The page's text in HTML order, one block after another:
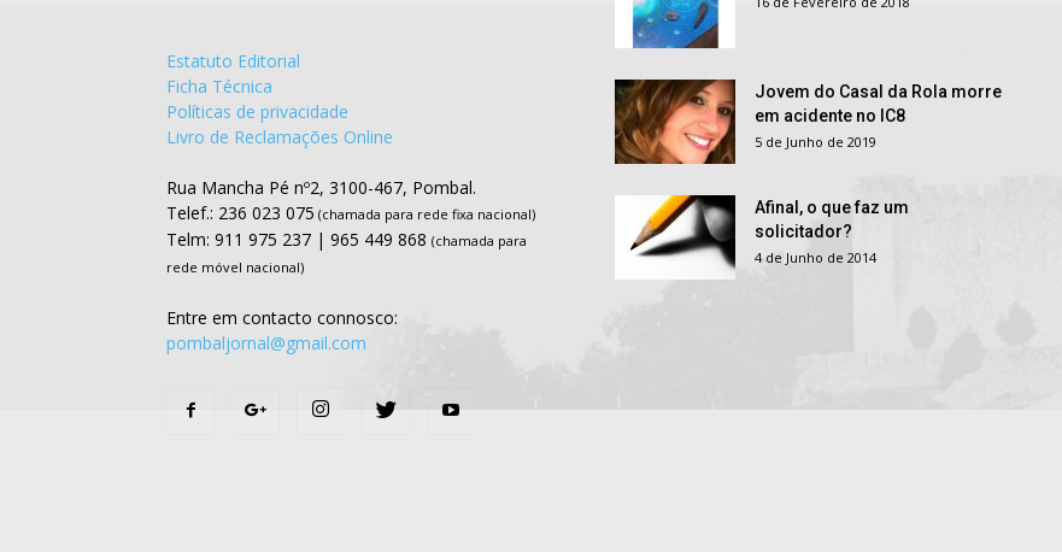
Estatuto Editorial
Ficha Técnica
Políticas de privacidade
Livro de Reclamações Online
Rua Mancha Pé nº2, 3100-467, Pombal.
Telef.: 236 023 075 (chamada para rede fixa nacional)
Telm: 911 975 237 | 965 449 868 (chamada para
rede móvel nacional)
Entre em contacto connosco:
pombaljornal@gmail.com
Jovem do Casal da Rola morre
em acidente no IC8
5 de Junho de 2019
Afinal, o que faz um
solicitador?
4 de Junho de 2014